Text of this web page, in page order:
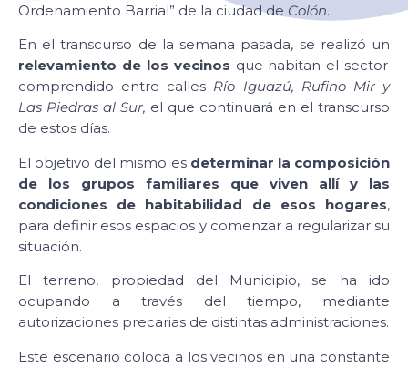
Ordenamiento Barrial” de la ciudad de Colón.
En el transcurso de la semana pasada, se realizó un
relevamiento de los vecinos que habitan el sector
comprendido entre calles Río Iguazú, Rufino Mir y
Las Piedras al Sur, el que continuará en el transcurso
de estos días.
El objetivo del mismo es determinar la composición
de los grupos familiares que viven allí y las
condiciones de habitabilidad de esos hogares,
para definir esos espacios y comenzar a regularizar su
situación.
El terreno, propiedad del Municipio, se ha ido
ocupando a través del tiempo, mediante
autorizaciones precarias de distintas administraciones.
Este escenario coloca a los vecinos en una constante